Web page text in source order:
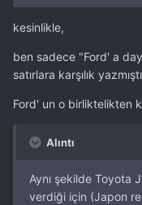
kesinlikle,
ben sadece "Ford' a
satırlara karşılık
Ford' un o birliktelikten
Alıntı
Aynı şekilde Toyota
verdiği için (Japon